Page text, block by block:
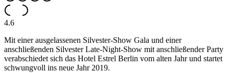
4.6
Mit einer ausgelassenen Silvester-Show Gala und einer
anschließenden Silvester Late-Night-Show mit anschließender Party
verabschiedet sich das Hotel Estrel Berlin vom alten Jahr und startet
schwungvoll ins neue Jahr 2019.